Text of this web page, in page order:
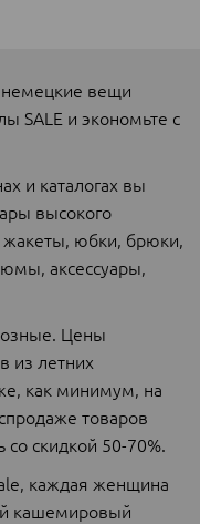
немецкие вещи
SALE и экономьте с
и каталогах вы
высокого
жакеты, юбки, брюки,
аксессуары,
Цены
из летних
как минимум, на
товаров
скидкой 50-70%.
каждая женщина
кашемировый